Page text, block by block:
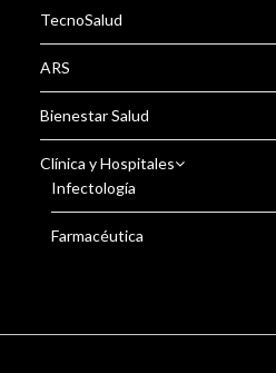
TecnoSalud
ARS
Bienestar Salud
Clínica y Hospitales
Infectología
Farmacéutica